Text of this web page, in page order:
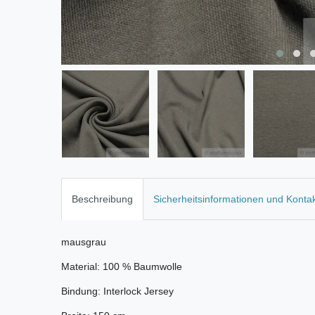
Beschreibung Sicherheitsinformationen und
mausgrau
Material: 100 % Baumwolle
Bindung: Interlock Jersey